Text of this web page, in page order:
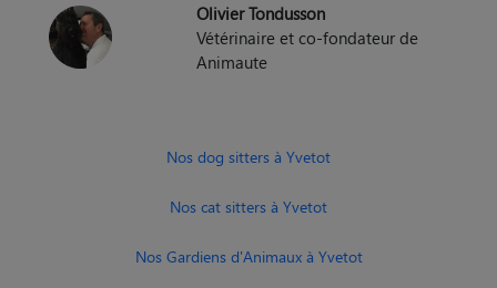
Olivier Tondusson
Vétérinaire et co-fondateur de
Animaute
Nos dog sitters à Yvetot
Nos cat sitters à Yvetot
Nos Gardiens d'Animaux à Yvetot